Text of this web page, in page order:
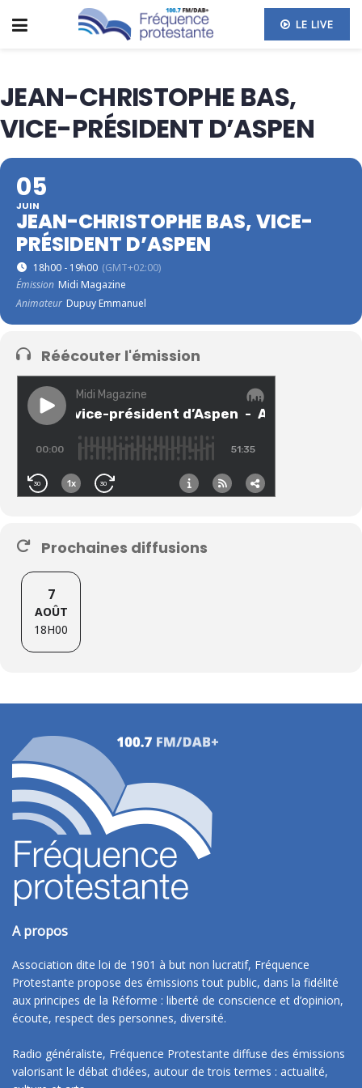
LE LIVE
JEAN-CHRISTOPHE BAS,
VICE-PRÉSIDENT D’ASPEN
05
JUIN
JEAN-CHRISTOPHE BAS, VICE-
PRÉSIDENT D’ASPEN
18h00 - 19h00 (GMT+02:00)
Émission Midi Magazine
Animateur Dupuy Emmanuel
Réécouter l'émission
Prochaines diffusions
7
AOÛT
18H00
A propos
Association dite loi de 1901 à but non lucratif, Fréquence
Protestante propose des émissions tout public, dans la fidélité
aux principes de la Réforme : liberté de conscience et d’opinion,
écoute, respect des personnes, diversité.
Radio généraliste, Fréquence Protestante diffuse des émissions
valorisant le débat d’idées, autour de trois termes : actualité,